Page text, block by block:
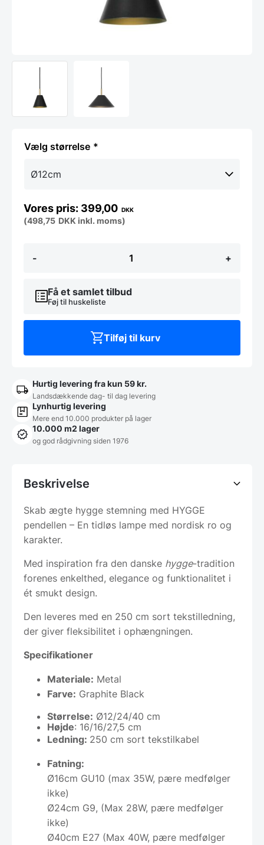
størrelse
-
Pendel
flere
størrelser
+
399,00 DKK
(498,75 DKK inkl. moms)
Få et samlet tilbud
Føj til huskeliste
Tilføj til kurv
Hurtig levering fra kun 59 kr.
Landsdækkende dag- til dag levering
Lynhurtig levering
Mere end 10.000 produkter på lager
10.000 m2 lager
og god rådgivning siden 1976
Beskrivelse
Skab ægte hygge stemning med HYGGE
pendellen – En tidløs lampe med nordisk ro og
karakter.
Med inspiration fra den danske hygge-tradition
forenes enkelthed, elegance og funktionalitet i
ét smukt design.
Den leveres med en 250 cm sort tekstilledning,
der giver fleksibilitet i ophængningen.
Specifikationer
Materiale: Metal
Farve: Graphite Black
Størrelse: Ø12/24/40 cm
Højde: 16/16/27,5 cm
Ledning: 250 cm sort tekstilkabel
Fatning:
Ø16cm GU10 (max 35W, pære medfølger
ikke)
Ø24cm G9, (Max 28W, pære medfølger
ikke)
Ø40cm E27 (Max 40W, pære medfølger